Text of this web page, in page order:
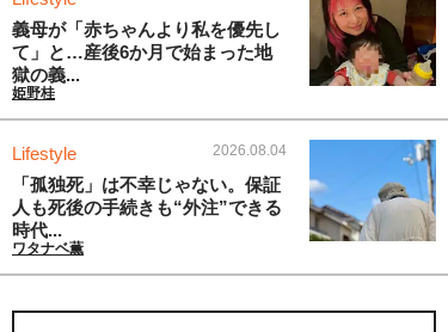
義母が「赤ちゃんより私を優先し
て」と…産後6か月で始まった地
獄の義...
姫野桂
Lifestyle 2026.08.04
「孤独死」は不幸じゃない。保証
人も死後の手続きも“外注”できる
時代...
ワタナベ薫